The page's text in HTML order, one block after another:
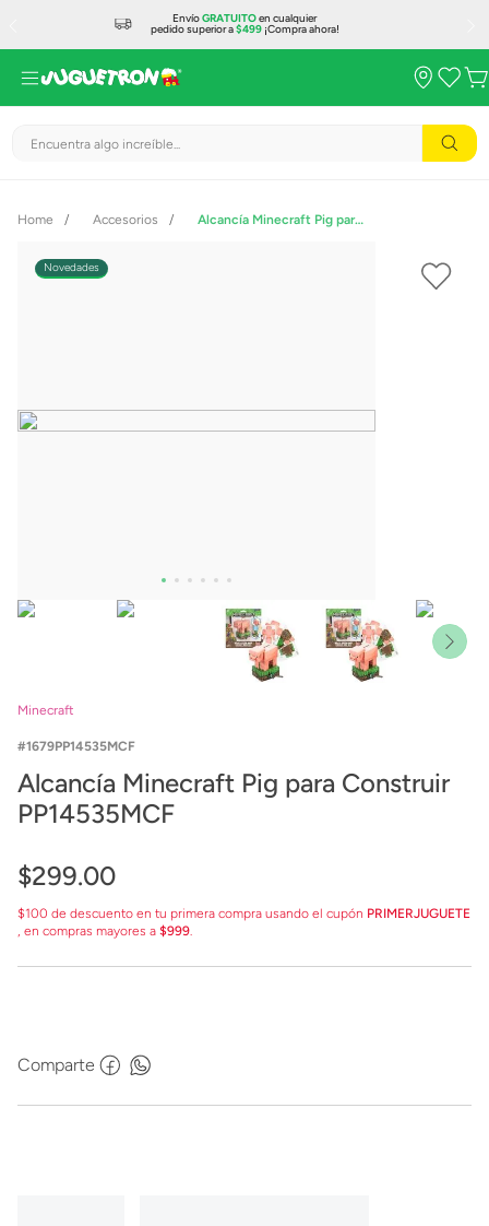
EnvíoGRATUITOen cualquier
pedido superior a$499¡Compra ahora!
Encuentra algo increíble...
Accesorios Alcancía Minecraft Pig para Construir PP14535MCF
Novedades
Minecraft
1679PP14535MCF
Alcancía Minecraft Pig para Construir
PP14535MCF
$299.00
$100 de descuento en tu primera compra usando el cupón PRIMERJUGUETE
, en compras mayores a $999.
Comparte